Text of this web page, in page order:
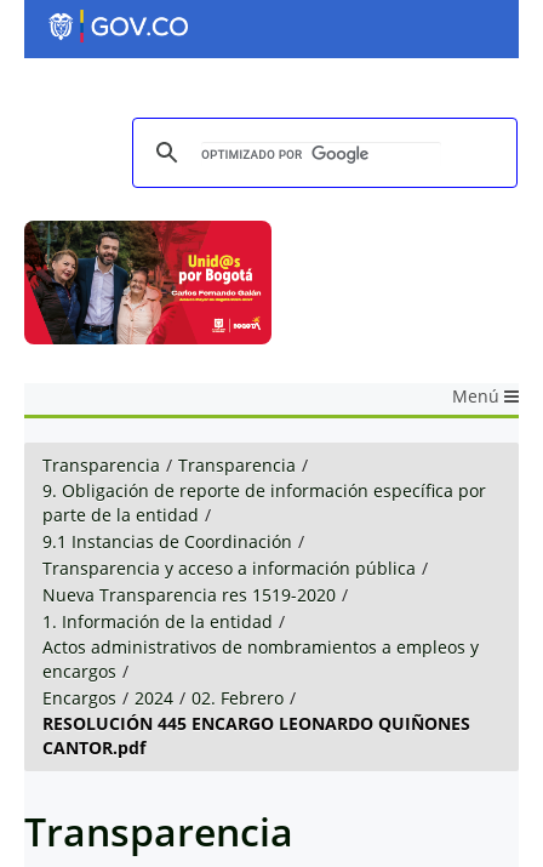
Menú
Transparencia / Transparencia /
9. Obligación de reporte de información específica por
parte de la entidad /
9.1 Instancias de Coordinación /
Transparencia y acceso a información pública /
Nueva Transparencia res 1519-2020 /
1. Información de la entidad /
Actos administrativos de nombramientos a empleos y
encargos /
Encargos / 2024 / 02. Febrero /
RESOLUCIÓN 445 ENCARGO LEONARDO QUIÑONES
CANTOR.pdf
Transparencia